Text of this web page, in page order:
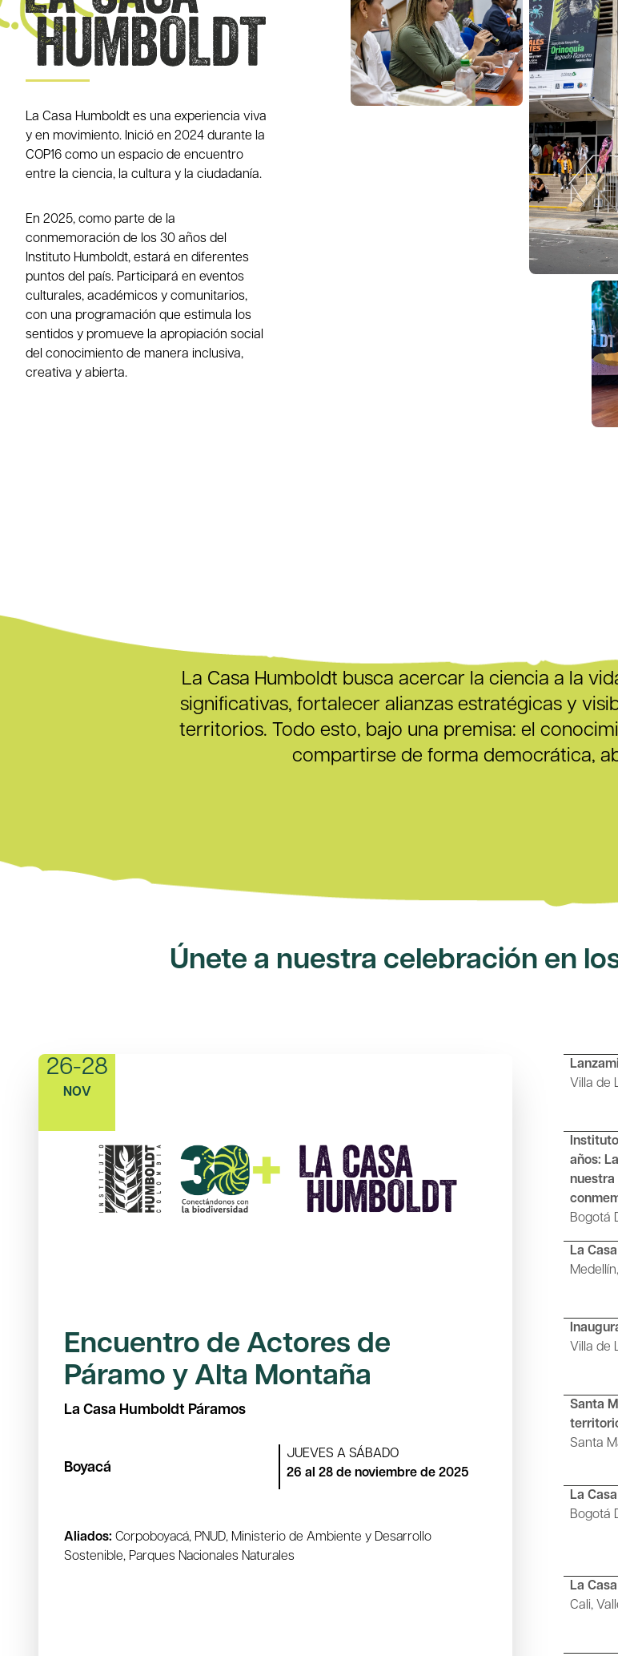
La Casa Humboldt es una experiencia viva
y en movimiento. Inició en 2024 durante la
COP16 como un espacio de encuentro
entre la ciencia, la cultura y la ciudadanía.
En 2025, como parte de la
conmemoración de los 30 años del
Instituto Humboldt, estará en diferentes
puntos del país. Participará en eventos
culturales, académicos y comunitarios,
con una programación que estimula los
sentidos y promueve la apropiación social
del conocimiento de manera inclusiva,
creativa y abierta.
La Casa Humboldt busca acercar la ciencia a la
significativas, fortalecer alianzas estratégicas y
territorios. Todo esto, bajo una premisa: el
compartirse de forma democrática,
Únete a nuestra celebración en
26-28
NOV
Encuentro de Actores de
Páramo y Alta Montaña
La Casa Humboldt Páramos
Boyacá
JUEVES A SÁBADO
26 al 28 de noviembre de 2025
Aliados: Corpoboyacá, PNUD, Ministerio de Ambiente y Desarrollo
Sostenible, Parques Nacionales Naturales
Villa de
años:
nuestra
Bogotá
La
Villa de
Santa
Santa
La
Bogotá
La
Cali,